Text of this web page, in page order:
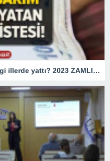
18 Mart Evde Bakım Maaşı hangi illerde yattı? 2023 ZAMLI Evde Bakım Maaşı yatan İLLER LİSTESİ! e-Devlet sorgulama ekranı